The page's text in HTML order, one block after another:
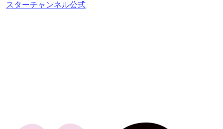
スターチャンネル公式